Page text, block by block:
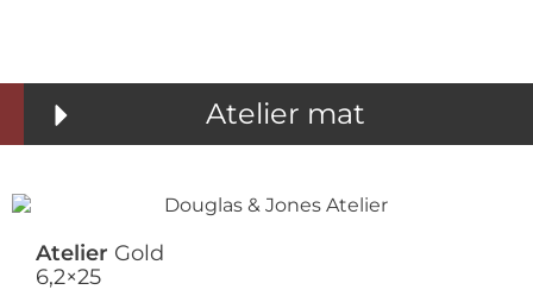
Atelier mat
Atelier Gold
6,2×25